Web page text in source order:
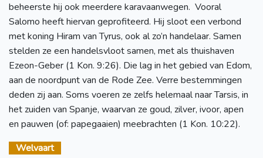
beheerste hij ook meerdere karavaanwegen. Vooral
Salomo heeft hiervan geprofiteerd. Hij sloot een verbond
met koning Hiram van Tyrus, ook al zo’n handelaar. Samen
stelden ze een handelsvloot samen, met als thuishaven
Ezeon-Geber (1 Kon. 9:26). Die lag in het gebied van Edom,
aan de noordpunt van de Rode Zee. Verre bestemmingen
deden zij aan. Soms voeren ze zelfs helemaal naar Tarsis, in
het zuiden van Spanje, waarvan ze goud, zilver, ivoor, apen
en pauwen (of: papegaaien) meebrachten (1 Kon. 10:22).
Welvaart